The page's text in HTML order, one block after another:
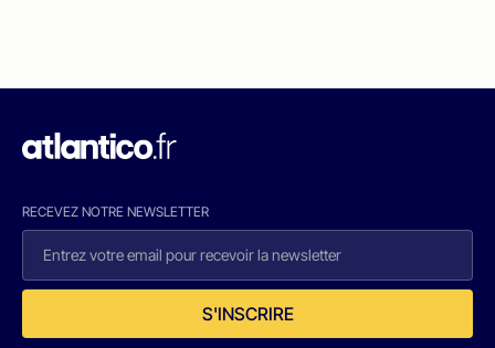
RECEVEZ NOTRE NEWSLETTER
S'INSCRIRE